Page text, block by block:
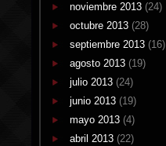
noviembre 2013 (24)
octubre 2013 (28)
septiembre 2013 (16)
agosto 2013 (19)
julio 2013 (24)
junio 2013 (19)
mayo 2013 (4)
abril 2013 (22)